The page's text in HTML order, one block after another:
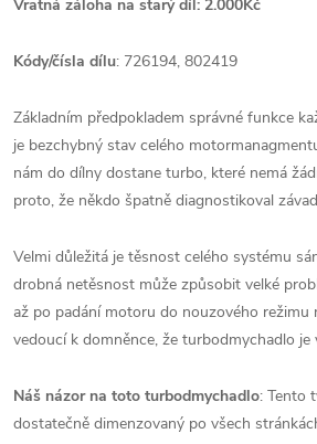
Vratná záloha na starý díl: 2.000Kč
Kódy/čísla dílu: 726194, 802419
Základním předpokladem správné funkce
je bezchybný stav celého
nám do dílny dostane turbo, které nemá
proto, že někdo špatně diagnostikoval
Velmi důležitá je těsnost celého systému
drobná netěsnost může způsobit velké
až po padání motoru do nouzového režimu
vedoucí k domněnce, že turbodmychadlo je
Náš názor na toto turbodmychadlo: Tento
dostatečně dimenzovaný po všech